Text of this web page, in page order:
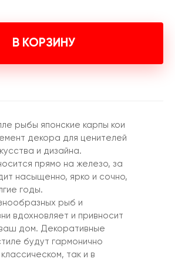
В КОРЗИНУ
рыбы японские карпы кои
декора для ценителей
и дизайна.
прямо на железо, за
насыщенно, ярко и сочно,
годы.
рыб и
вдохновляет и привносит
дом. Декоративные
будут гармонично
так и в